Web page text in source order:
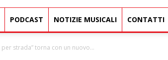
PODCAST NOTIZIE MUSICALI CONTATTI
strada” torna con un nuovo...